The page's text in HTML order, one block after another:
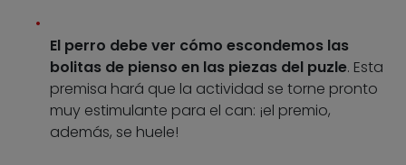
El perro debe ver cómo escondemos las
bolitas de pienso en las piezas del puzle. Esta
premisa hará que la actividad se torne pronto
muy estimulante para el can: ¡el premio,
además, se huele!